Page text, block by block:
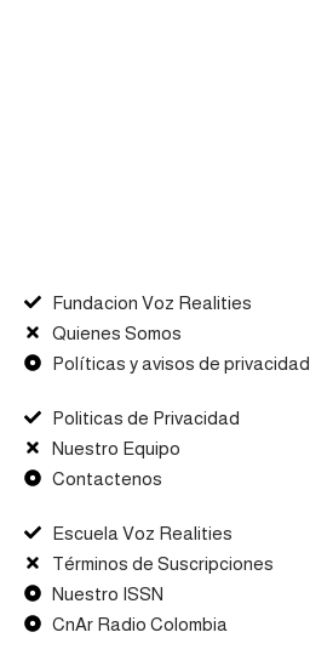
Fundacion Voz Realities
Quienes Somos
Políticas y avisos de privacidad
Politicas de Privacidad
Nuestro Equipo
Contactenos
Escuela Voz Realities
Términos de Suscripciones
Nuestro ISSN
CnAr Radio Colombia